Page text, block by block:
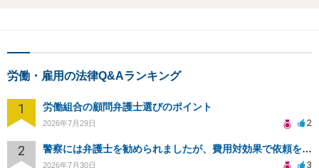
労働・雇用の法律Q&Aランキング
1 労働組合の顧問弁護士選びのポイント
2026年7月29日 2
2 警察には弁護士を勧められましたが、費用対効果で依頼をすることを躊躇しています。
2026年7月30日 3